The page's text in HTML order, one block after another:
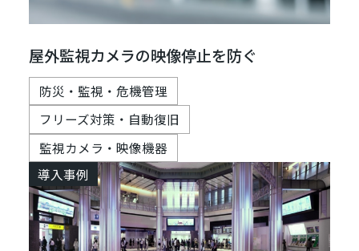
屋外監視カメラの映像停止を防ぐ
防災・監視・危機管理
フリーズ対策・自動復旧
監視カメラ・映像機器
導入事例